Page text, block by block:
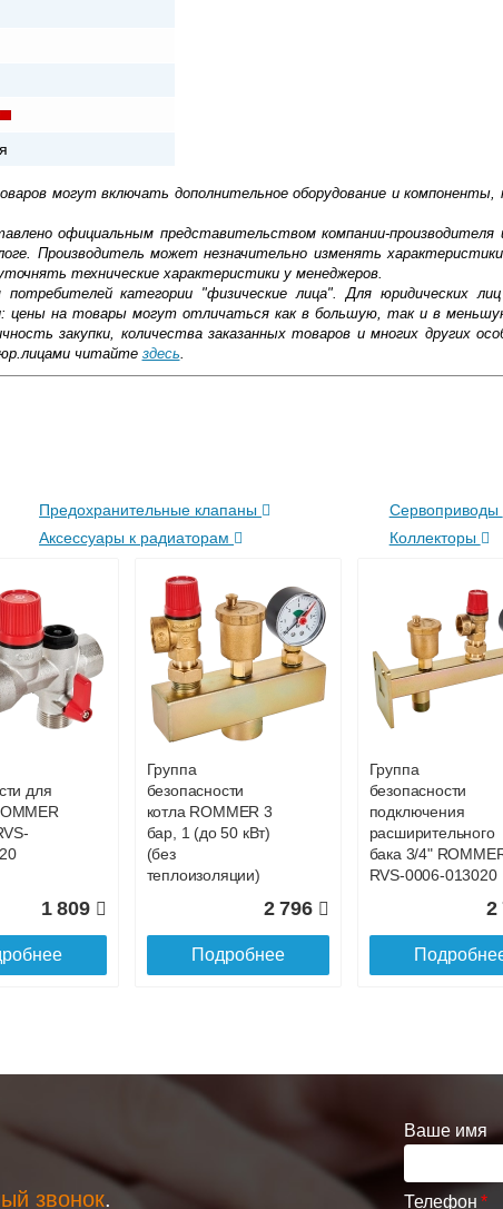
могут включать дополнительное оборудование и компоненты,
официальным представительством компании-производителя
Производитель может незначительно изменять
технические характеристики у менеджеров.
категории "физические лица". Для юридических
цены на товары могут отличаться как в большую, так и в
закупки, количества заказанных товаров и многих других
читайте здесь
области
до подъезда
реального времени
как при доставке, так и самовывозом
money, Qiwi-кошельки и другие).
Предохранительные клапаны
Сервоприводы
Аксессуары к радиаторам Коллекторы
для
1 809
Группа
безопасности
котла ROMMER 3
бар, 1 (до 50 кВт)
(без
теплоизоляции)
2 796
Подробнее
Группа
безопасности
подключения
расширительного
бака 3/4"
RVS-0006-013020
2
звонок.
Ваше имя
Телефон